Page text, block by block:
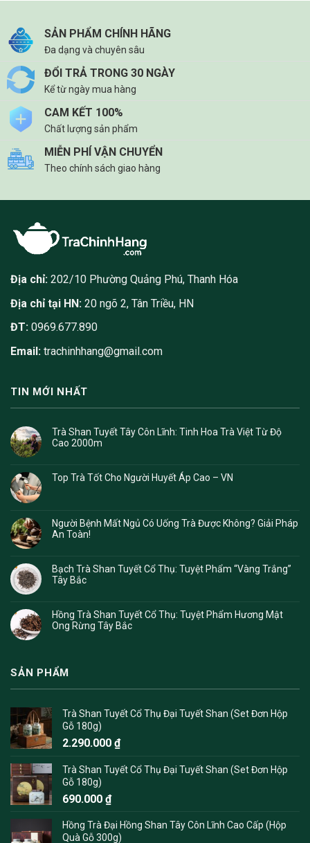
SẢN PHẨM CHÍNH HÃNG
Đa dạng và chuyên sâu
ĐỔI TRẢ TRONG 30 NGÀY
Kể từ ngày mua hàng
CAM KẾT 100%
Chất lượng sản phẩm
MIỄN PHÍ VẬN CHUYỂN
Theo chính sách giao hàng
Địa chỉ: 202/10 Phường Quảng Phú, Thanh Hóa
Địa chỉ tại HN: 20 ngõ 2, Tân Triều, HN
ĐT: 0969.677.890
Email: trachinhhang@gmail.com
TIN MỚI NHẤT
Trà Shan Tuyết Tây Côn Lĩnh: Tinh Hoa Trà Việt Từ Độ
Cao 2000m
Top Trà Tốt Cho Người Huyết Áp Cao – VN
Người Bệnh Mất Ngủ Có Uống Trà Được Không? Giải Pháp
An Toàn!
Bạch Trà Shan Tuyết Cổ Thụ: Tuyệt Phẩm “Vàng Trắng”
Tây Bắc
Hồng Trà Shan Tuyết Cổ Thụ: Tuyệt Phẩm Hương Mật
Ong Rừng Tây Bắc
SẢN PHẨM
Trà Shan Tuyết Cổ Thụ Đại Tuyết Shan (Set Đơn Hộp
Gỗ 180g)
2.290.000 ₫
Trà Shan Tuyết Cổ Thụ Đại Tuyết Shan (Set Đơn Hộp
Gỗ 180g)
690.000 ₫
Hồng Trà Đại Hồng Shan Tây Côn Lĩnh Cao Cấp (Hộp
Quà Gỗ 300g)